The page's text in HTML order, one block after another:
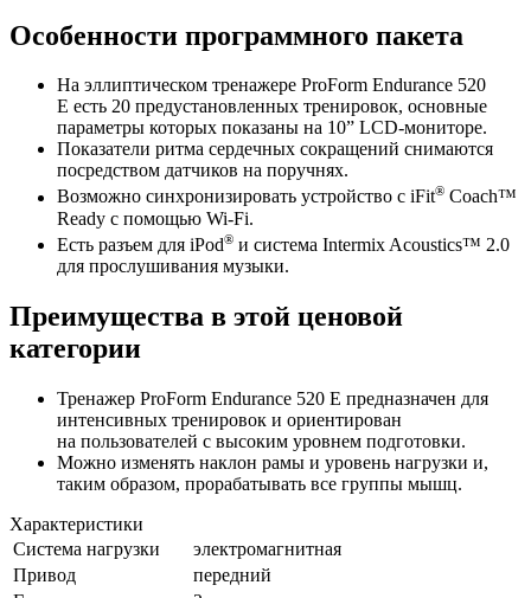
Особенности программного пакета
На эллиптическом тренажере ProForm Endurance 520
E есть 20 предустановленных тренировок, основные
параметры которых показаны на 10” LCD-мониторе.
Показатели ритма сердечных сокращений снимаются
посредством датчиков на поручнях.
Возможно синхронизировать устройство с iFit® Coach™
Ready с помощью Wi-Fi.
Есть разъем для iPod® и система Intermix Acoustics™ 2.0
для прослушивания музыки.
Преимущества в этой ценовой
категории
Тренажер ProForm Endurance 520 E предназначен для
интенсивных тренировок и ориентирован
на пользователей с высоким уровнем подготовки.
Можно изменять наклон рамы и уровень нагрузки и,
таким образом, прорабатывать все группы мышц.
Характеристики
Система нагрузки
электромагнитная
Привод
передний